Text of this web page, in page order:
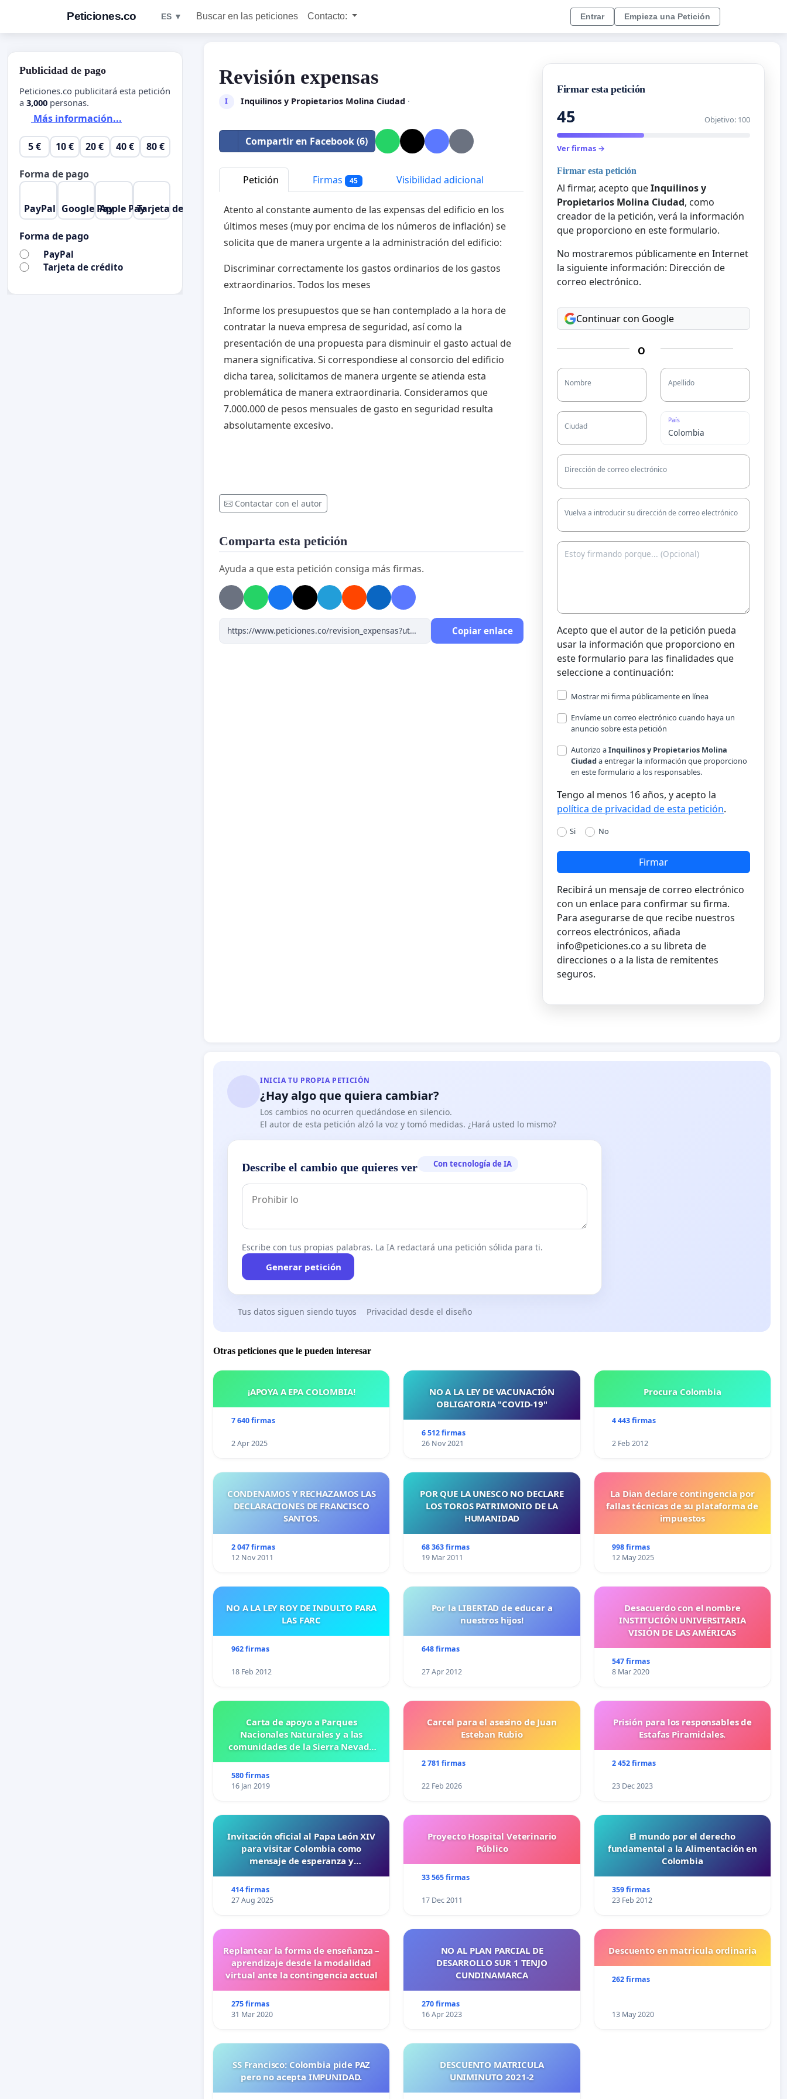
Peticiones.co ES ▼ Buscar en las peticiones Contacto: Entrar Empieza una Petición
Revisión expensas
I Inquilinos y Propietarios Molina Ciudad ·
Compartir en Facebook (6)
Petición Firmas 45 Visibilidad adicional
Atento al constante aumento de las expensas del edificio en los
últimos meses (muy por encima de los números de inflación) se
solicita que de manera urgente a la administración del edificio:
Discriminar correctamente los gastos ordinarios de los gastos
extraordinarios. Todos los meses
Informe los presupuestos que se han contemplado a la hora de
contratar la nueva empresa de seguridad, así como la
presentación de una propuesta para disminuir el gasto actual de
manera significativa. Si correspondiese al consorcio del edificio
dicha tarea, solicitamos de manera urgente se atienda esta
problemática de manera extraordinaria. Consideramos que
7.000.000 de pesos mensuales de gasto en seguridad resulta
absolutamente excesivo.
Contactar con el autor
Comparta esta petición
Ayuda a que esta petición consiga más firmas.
Copiar enlace
Firmar esta petición
45 Objetivo: 100
Ver firmas →
Firmar esta petición
Al firmar, acepto queInquilinos y
Propietarios Molina Ciudad, como
creador de la petición, verá la información
que proporciono en este formulario.
No mostraremos públicamente en Internet
la siguiente información: Dirección de
correo electrónico.
Continuar con Google
O
Nombre Apellido
Ciudad
País
Dirección de correo electrónico
Vuelva a introducir su dirección de correo electrónico
Acepto que el autor de la petición pueda
usar la información que proporciono en
este formulario para las finalidades que
seleccione a continuación:
Mostrar mi firma públicamente en línea
Envíame un correo electrónico cuando haya un
anuncio sobre esta petición
Autorizo aInquilinos y Propietarios Molina
Ciudad a entregar la información que proporciono
en este formulario a los responsables.
Tengo al menos 16 años, y acepto la
política de privacidad de esta petición.
Si No
Firmar
Recibirá un mensaje de correo electrónico
con un enlace para confirmar su firma.
Para asegurarse de que recibe nuestros
correos electrónicos, añada
info@peticiones.co a su libreta de
direcciones o a la lista de remitentes
seguros.
INICIA TU PROPIA PETICIÓN
¿Hay algo que quiera cambiar?
Los cambios no ocurren quedándose en silencio.
El autor de esta petición alzó la voz y tomó medidas. ¿Hará usted lo mismo?
Describe el cambio que quieres ver Con tecnología de IA
Escribe con tus propias palabras. La IA redactará una petición sólida para ti.
Generar petición
Tus datos siguen siendo tuyos Privacidad desde el diseño
Otras peticiones que le pueden interesar
¡APOYA A EPA COLOMBIA!
7 640 firmas
2 Apr 2025
NO A LA LEY DE VACUNACIÓN
OBLIGATORIA "COVID-19"
6 512 firmas
26 Nov 2021
Procura Colombia
4 443 firmas
2 Feb 2012
CONDENAMOS Y RECHAZAMOS LAS
DECLARACIONES DE FRANCISCO
SANTOS.
2 047 firmas
12 Nov 2011
POR QUE LA UNESCO NO DECLARE
LOS TOROS PATRIMONIO DE LA
HUMANIDAD
68 363 firmas
19 Mar 2011
La Dian declare contingencia por
fallas técnicas de su plataforma de
impuestos
998 firmas
12 May 2025
NO A LA LEY ROY DE INDULTO PARA
LAS FARC
962 firmas
18 Feb 2012
Por la LIBERTAD de educar a
nuestros hijos!
648 firmas
27 Apr 2012
Desacuerdo con el nombre
INSTITUCIÓN UNIVERSITARIA
VISIÓN DE LAS AMÉRICAS
547 firmas
8 Mar 2020
Carta de apoyo a Parques
Nacionales Naturales y a las
comunidades de la Sierra Nevada
580 firmas
16 Jan 2019
Carcel para el asesino de Juan
Esteban Rubio
2 781 firmas
22 Feb 2026
Prisión para los responsables de
Estafas Piramidales.
2 452 firmas
23 Dec 2023
Invitación oficial al Papa León XIV
para visitar Colombia como
mensaje de esperanza y
414 firmas
27 Aug 2025
Proyecto Hospital Veterinario
Público
33 565 firmas
17 Dec 2011
El mundo por el derecho
fundamental a la Alimentación en
Colombia
359 firmas
23 Feb 2012
Replantear la forma de enseñanza –
aprendizaje desde la modalidad
virtual ante la contingencia actual
275 firmas
31 Mar 2020
NO AL PLAN PARCIAL DE
DESARROLLO SUR 1 TENJO
CUNDINAMARCA
270 firmas
16 Apr 2023
Descuento en matricula ordinaria
262 firmas
13 May 2020
SS Francisco: Colombia pide PAZ
pero no acepta IMPUNIDAD.
DESCUENTO MATRICULA
UNIMINUTO 2021-2
Publicidad de pago
Peticiones.co publicitará esta petición
a 3,000 personas.
Más información...
5 € 10 € 20 € 40 € 80 €
Forma de pago
PayPal Google PayApple PayTarjeta de crédito
Forma de pago
PayPal
Tarjeta de crédito